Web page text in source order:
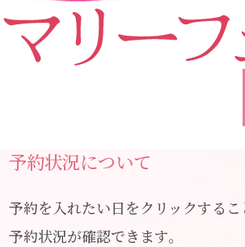
予約状況について
予約を入れたい日をクリックする
予約状況が確認できます。